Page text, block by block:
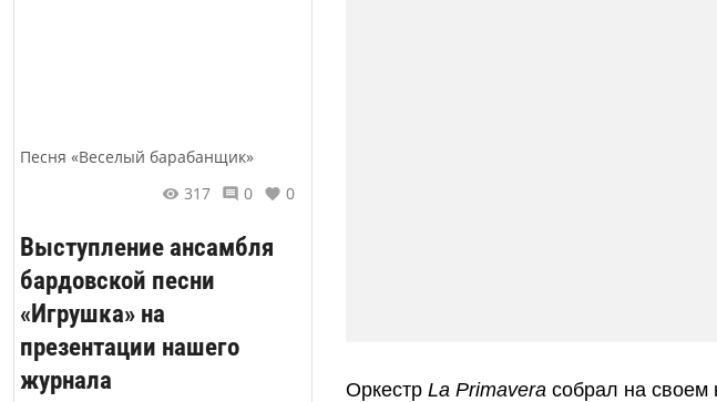
Песня «Веселый барабанщик»
317
0 0
Выступление ансамбля
бардовской песни
«Игрушка» на
презентации нашего
журнала
Оркестр La Primavera собрал на своем